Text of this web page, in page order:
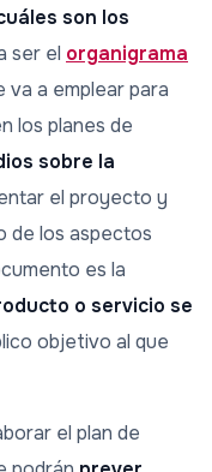
son los
ser el organigrama
va a emplear para
los planes de
sobre la
el proyecto y
de los aspectos
es la
o servicio se
objetivo al que
el plan de